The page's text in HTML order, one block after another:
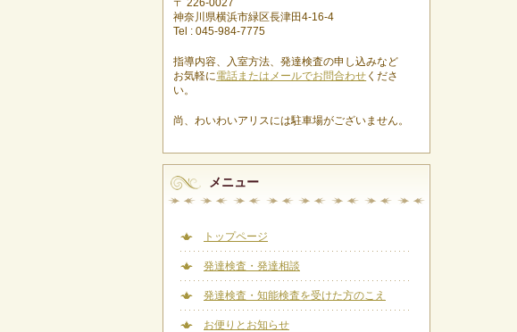
〒 226-0027
神奈川県横浜市緑区長津田4-16-4
Tel : 045-984-7775
指導内容、入室方法、発達検査の申し込みなど
お気軽に電話またはメールでお問合わせ くださ
い。
尚、わいわいアリスには駐車場がございません。
メニュー
トップページ
発達検査・発達相談
発達検査・知能検査を受けた方のこえ
お便りとお知らせ